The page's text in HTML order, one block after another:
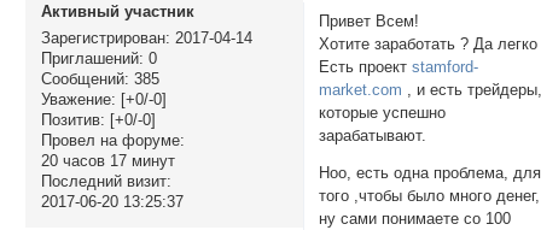
Активный участник
Зарегистрирован: 2017-04-14
Приглашений: 0
Сообщений: 385
Уважение: [+0/-0]
Позитив: [+0/-0]
Провел на форуме:
20 часов 17 минут
Последний визит:
2017-06-20 13:25:37
Привет Всем!
Хотите заработать ? Да
Есть проектstamford-
market.com , и есть
которые успешно
зарабатывают.
Ноо, есть одна проблема, для
того ,чтобы было много денег,
ну сами понимаете со 100